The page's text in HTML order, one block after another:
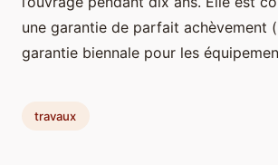
une garantie de parfait achèvement
garantie biennale pour les
travaux